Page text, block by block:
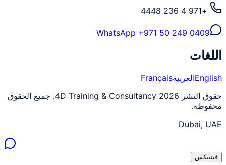
+971 4 236 4448
WhatsApp +971 50 249 0409
اللغات
EnglishالعربيةFrançais
حقوق النشر 2026 4D Training & Consultancy. جميع الحقوق
محفوظة.
Dubai, UAE
فينييكس